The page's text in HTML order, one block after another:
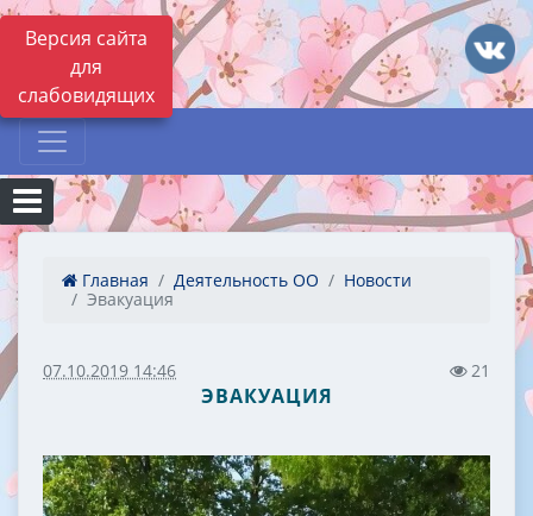
Версия сайта
для
слабовидящих
Главная Деятельность ОО
Новости
Эвакуация
07.10.2019 14:46 21
ЭВАКУАЦИЯ